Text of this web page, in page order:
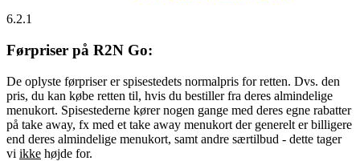
6.2.1
Førpriser på R2N Go:
De oplyste førpriser er spisestedets normalpris for retten. Dvs. den
pris, du kan købe retten til, hvis du bestiller fra deres almindelige
menukort. Spisestederne kører nogen gange med deres egne rabatter
på take away, fx med et take away menukort der generelt er billigere
end deres almindelige menukort, samt andre særtilbud - dette tager
vi ikke højde for.